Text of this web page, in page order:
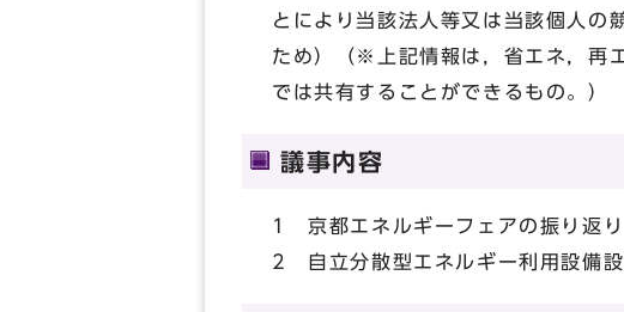
とにより当該法人等又は当該個人の
ため）（※上記情報は，省エネ，再
では共有することができるもの。）
議事内容
1 京都エネルギーフェアの振り返り
2 自立分散型エネルギー利用設備設